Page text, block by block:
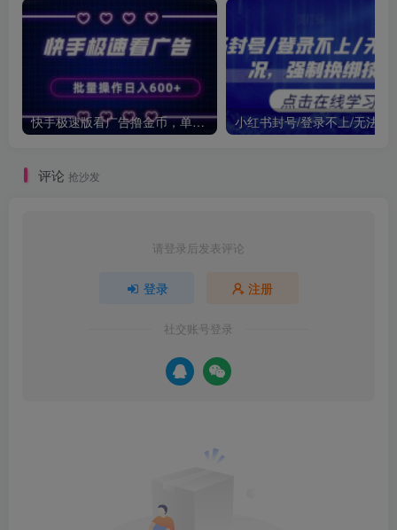
快手极速版看广告撸金币，单机日入50+，可批量操作
评论 抢沙发
请登录后发表评论
登录 注册
社交账号登录